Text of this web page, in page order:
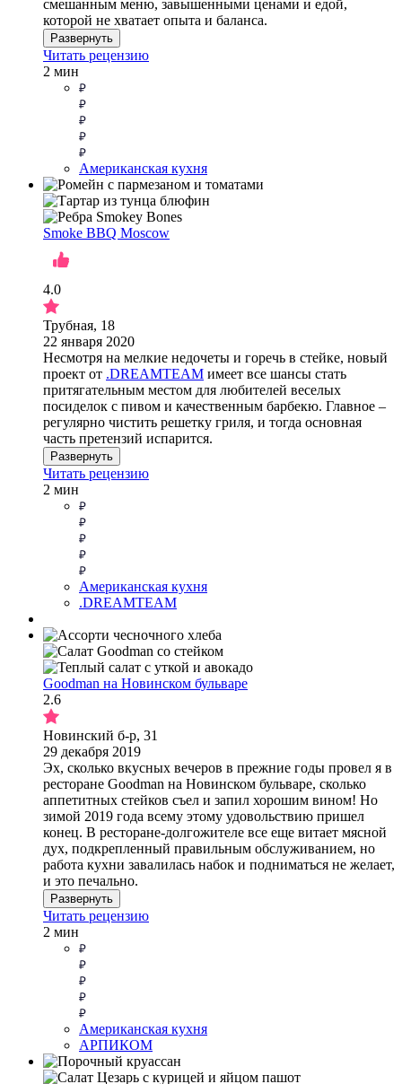
смешанным меню, завышенными ценами и едой,
которой не хватает опыта и баланса.
Развернуть
Читать рецензию
2 мин
Американская кухня
Smoke BBQ Moscow
4.0
Трубная, 18
22 января 2020
Несмотря на мелкие недочеты и горечь в стейке, новый
проект от .DREAMTEAM имеет все шансы стать
притягательным местом для любителей веселых
посиделок с пивом и качественным барбекю. Главное –
регулярно чистить решетку гриля, и тогда основная
часть претензий испарится.
Развернуть
Читать рецензию
2 мин
Американская кухня
.DREAMTEAM
Goodman на Новинском бульваре
2.6
Новинский б-р, 31
29 декабря 2019
Эх, сколько вкусных вечеров в прежние годы провел я в
ресторане Goodman на Новинском бульваре, сколько
аппетитных стейков съел и запил хорошим вином! Но
зимой 2019 года всему этому удовольствию пришел
конец. В ресторане-долгожителе все еще витает мясной
дух, подкрепленный правильным обслуживанием, но
работа кухни завалилась набок и подниматься не желает,
и это печально.
Развернуть
Читать рецензию
2 мин
Американская кухня
АРПИКОМ